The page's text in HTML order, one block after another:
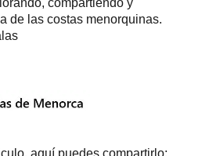
de las costas menorquinas.
aquí puedes compartirlo;